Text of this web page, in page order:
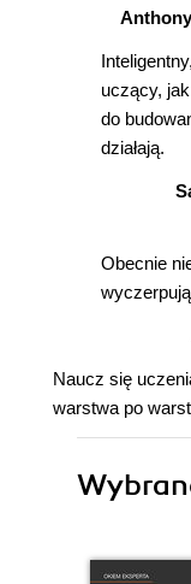
uczący,
do
działają.
Obecnie
Naucz się
warstwa po